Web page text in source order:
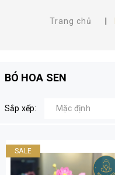
Trang chủ
BÓ HOA SEN
Sắp xếp:
SALE